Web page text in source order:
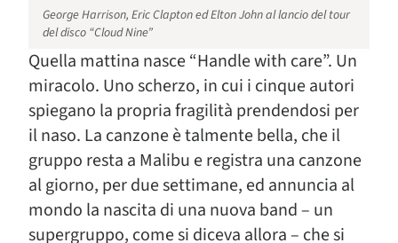
George Harrison, Eric Clapton ed Elton John al lancio del tour
del disco “Cloud Nine”
Quella mattina nasce “Handle with care”. Un
miracolo. Uno scherzo, in cui i cinque autori
spiegano la propria fragilità prendendosi per
il naso. La canzone è talmente bella, che il
gruppo resta a Malibu e registra una canzone
al giorno, per due settimane, ed annuncia al
mondo la nascita di una nuova band – un
supergruppo, come si diceva allora – che si